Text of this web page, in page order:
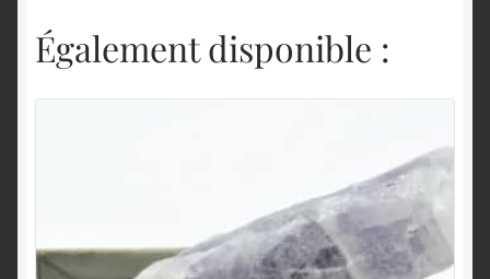
Également disponible :